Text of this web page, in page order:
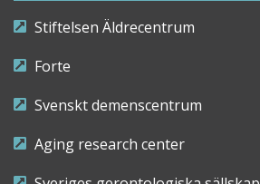
Stiftelsen Äldrecentrum
Forte
Svenskt demenscentrum
Aging research center